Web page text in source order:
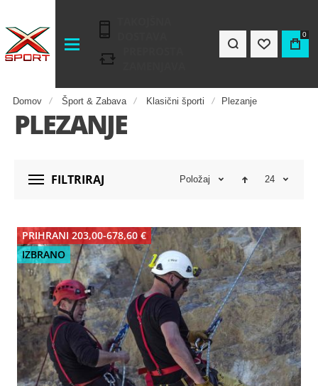
0
Domov Šport & Zabava Klasični športi Plezanje
PLEZANJE
FILTRIRAJ Položaj 24
PRIHRANI 203,00-678,60 €
IZBRANO